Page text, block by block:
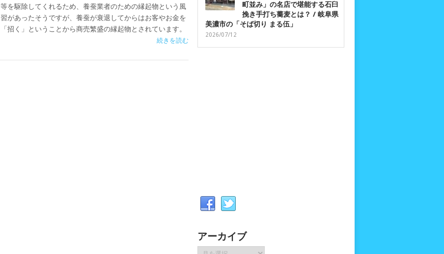
等を駆除してくれるため、養蚕業者のための縁起物という風
習があったそうですが、養蚕が衰退してからはお客やお金を
「招く」ということから商売繁盛の縁起物とされています。
続きを読む
町並み」の名店で堪能する石臼
挽き手打ち蕎麦とは？ / 岐阜県
美濃市の「そば切り まる伍」
2026/07/12
アーカイブ
ア